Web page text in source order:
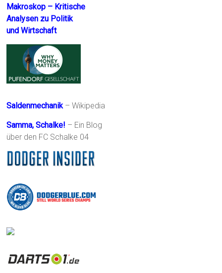
Makroskop – Kritische
Analysen zu Politik
und Wirtschaft
Saldenmechanik– Wikipedia
Samma, Schalke! – Ein Blog
über den FC Schalke 04